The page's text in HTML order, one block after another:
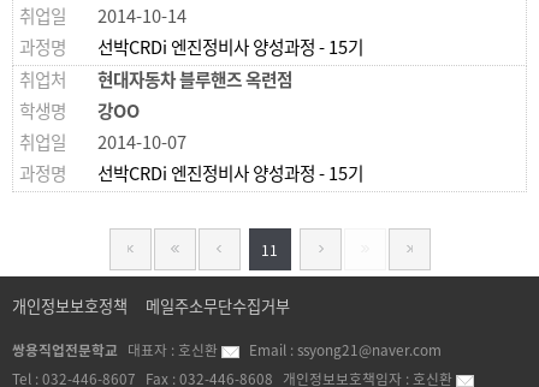
2014-10-14
선박CRDi 엔진정비사 양성과정 - 15기
현대자동차 블루핸즈 옥련점
강OO
2014-10-07
선박CRDi 엔진정비사 양성과정 - 15기
11
개인정보보호정책 메일주소무단수집거부
쌍용직업전문학교 대표자 :호신환 Email :ssyong21@naver.com
Tel :032-446-8607 Fax :032-446-8608 개인정보보호책임자 :호신환